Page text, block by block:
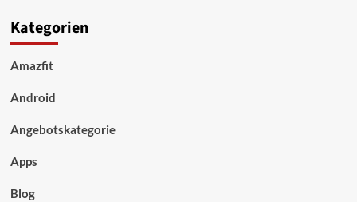
Kategorien
Amazfit
Android
Angebotskategorie
Apps
Blog